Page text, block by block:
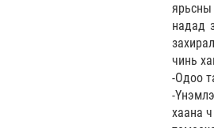
надад
чинь
-Одоо
-
хаана